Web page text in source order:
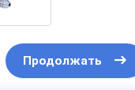
Продолжать